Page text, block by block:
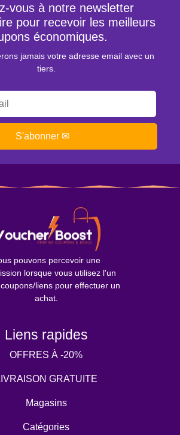
vous à notre newsletter
pour recevoir les meilleurs
économiques.
jamais votre adresse email avec un
tiers.
S'abonner ✉
pouvons percevoir une
lorsque vous utilisez l'un
liens pour effectuer un
achat.
Liens rapides
OFFRES À -20%
GRATUITE
Magasins
Catégories